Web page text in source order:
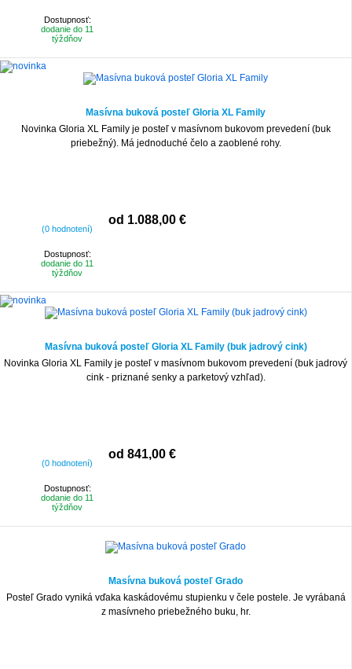
Dostupnosť:
dodanie do 11
týždňov
Masívna buková posteľ Gloria XL Family
Novinka Gloria XL Family je posteľ v masívnom bukovom prevedení (buk
priebežný). Má jednoduché čelo a zaoblené rohy.
(0 hodnotení)
Dostupnosť:
dodanie do 11
týždňov
od 1.088,00 €
Masívna buková posteľ Gloria XL Family (buk jadrový cink)
Novinka Gloria XL Family je posteľ v masívnom bukovom prevedení (buk jadrový
cink - priznané senky a parketový vzhľad).
(0 hodnotení)
Dostupnosť:
dodanie do 11
týždňov
od 841,00 €
Masívna buková posteľ Grado
Posteľ Grado vyniká vďaka kaskádovému stupienku v čele postele. Je vyrábaná
z masívneho priebežného buku, hr.